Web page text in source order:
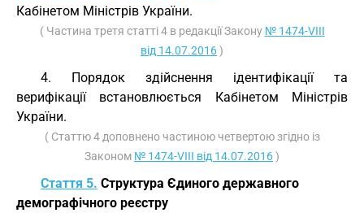
Кабінетом Міністрів України.
( Частина третя статті 4 в редакції Закону № 1474-VIII
від 14.07.2016)
4. Порядок здійснення ідентифікації та
верифікації встановлюється Кабінетом Міністрів
України.
( Статтю 4 доповнено частиною четвертою згідно із
Законом № 1474-VIII від 14.07.2016)
Стаття 5. Структура Єдиного державного
демографічного реєстру